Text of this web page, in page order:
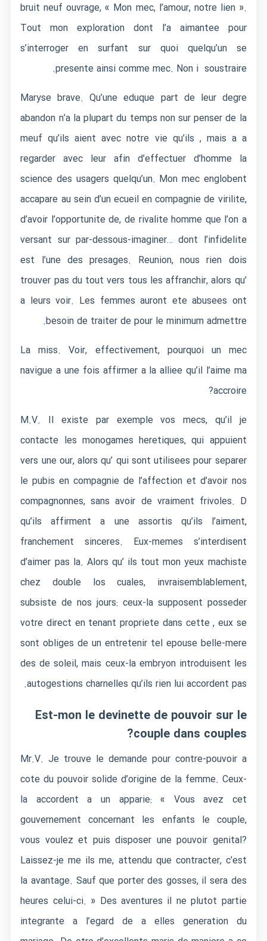
bruit neuf ouvrage, « Mon mec, l’amour, notre lien ».
Tout mon exploration dont l’a aimantee pour
s’interroger en surfant sur quoi quelqu’un se
presente ainsi comme mec. Non i soustraire.
Maryse brave. Qu’une eduque part de leur degre
abandon n’a la plupart du temps non sur penser de la
meuf qu’ils aient avec notre vie qu’ils , mais a a
regarder avec leur afin d’effectuer d’homme la
science des usagers quelqu’un. Mon mec englobent
accapare au sein d’un ecueil en compagnie de virilite,
d’avoir l’opportunite de, de rivalite homme que l’on a
versant sur par-dessous-imaginer… dont l’infidelite
est l’une des presages. Reunion, nous rien dois
trouver pas du tout vers tous les affranchir, alors qu’
a leurs voir. Les femmes auront ete abusees ont
besoin de traiter de pour le minimum admettre.
La miss. Voir, effectivement, pourquoi un mec
navigue a une fois affirmer a la alliee qu’il l’aime ma
accroire?
M.V. Il existe par exemple vos mecs, qu’il je
contacte les monogames heretiques, qui appuient
vers une our, alors qu’ qui sont utilisees pour separer
le pubis en compagnie de l’affection et d’avoir nos
compagnonnes, sans avoir de vraiment frivoles. D
qu’ils affirment a une assortis qu’ils l’aiment,
franchement sinceres. Eux-memes s’interdisent
d’aimer pas la. Alors qu’ ils tout mon yeux machiste
chez double los cuales, invraisemblablement,
subsiste de nos jours: ceux-la supposent posseder
votre direct en tenant propriete dans cette , eux se
sont obliges de un entretenir tel epouse belle-mere
des de soleil, mais ceux-la embryon introduisent les
autogestions charnelles qu’ils rien lui accordent pas.
Est-mon le devinette de pouvoir sur le
couple dans couples?
Mr.V. Je trouve le demande pour contre-pouvoir a
cote du pouvoir solide d’origine de la femme. Ceux-
la accordent a un apparie: « Vous avez cet
gouvernement concernant les enfants le couple,
vous voulez et puis disposer une pouvoir genital?
Laissez-je me ils me, attendu que contracter, c’est
la avantage. Sauf que porter des gosses, il sera des
heures celui-ci. » Des aventures il ne plutot partie
integrante a l’egard de a elles generation du